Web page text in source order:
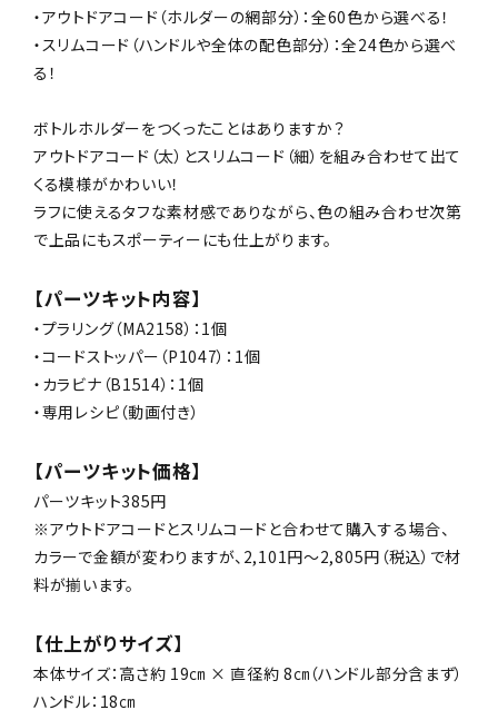
・アウトドアコード（ホルダーの網部分）：全60色から選べる！
・スリムコード（ハンドルや全体の配色部分）：全24色から選べ
る！
ボトルホルダーをつくったことはありますか？
アウトドアコード（太）とスリムコード（細）を組み合わせて出て
くる模様がかわいい！
ラフに使えるタフな素材感でありながら、色の組み合わせ次第
で上品にもスポーティーにも仕上がります。
【パーツキット内容】
・プラリング（MA2158）：1個
・コードストッパー（P1047）：1個
・カラビナ（B1514）：1個
・専用レシピ（動画付き）
【パーツキット価格】
パーツキット385円
※アウトドアコードとスリムコードと合わせて購入する場合、
カラーで金額が変わりますが、2,101円～2,805円（税込）で材
料が揃います。
【仕上がりサイズ】
本体サイズ：高さ約 19㎝ × 直径約 8㎝（ハンドル部分含まず）
ハンドル：18㎝